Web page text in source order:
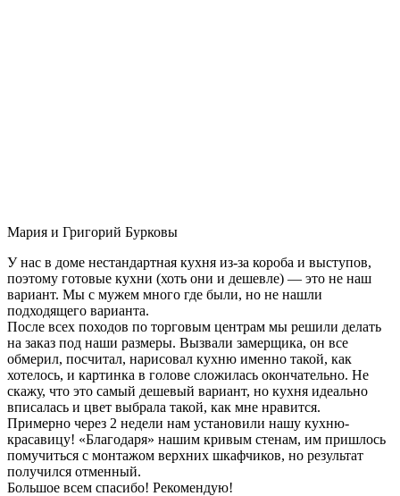
Мария и Григорий Бурковы
У нас в доме нестандартная кухня из-за короба и выступов,
поэтому готовые кухни (хоть они и дешевле) — это не наш
вариант. Мы с мужем много где были, но не нашли
подходящего варианта.
После всех походов по торговым центрам мы решили делать
на заказ под наши размеры. Вызвали замерщика, он все
обмерил, посчитал, нарисовал кухню именно такой, как
хотелось, и картинка в голове сложилась окончательно. Не
скажу, что это самый дешевый вариант, но кухня идеально
вписалась и цвет выбрала такой, как мне нравится.
Примерно через 2 недели нам установили нашу кухню-
красавицу! «Благодаря» нашим кривым стенам, им пришлось
помучиться с монтажом верхних шкафчиков, но результат
получился отменный.
Большое всем спасибо! Рекомендую!